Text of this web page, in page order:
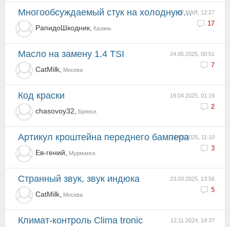
07 МАЯ, 12:27
17
многообсуждаемый стук на холодную на CFNA
РапидоШкодник, Казань
24.05.2025, 00:51
7
Масло на замену 1.4 TSI
CatMilk, Москва
19.04.2025, 01:19
2
Код краски
chasovoy32, Брянск
24.03.2025, 11:10
3
Артикул кроштейна переднего бампера
Ев-гений, Мурманск
23.03.2025, 13:56
5
Странный звук, звук индюка
CatMilk, Москва
12.11.2024, 14:37
Климат-контроль Clima tronic